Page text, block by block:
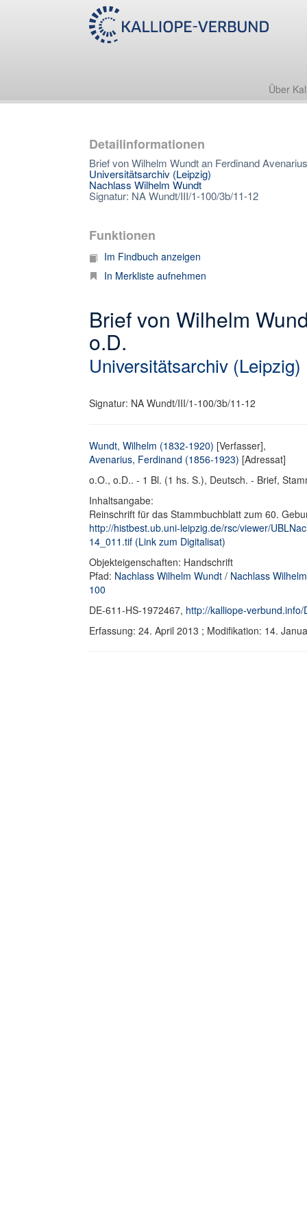
Über
Detailinformationen
Brief von Wilhelm Wundt an Ferdinand
Universitätsarchiv (Leipzig)
Nachlass Wilhelm Wundt
Signatur: NA Wundt/III/1-100/3b/11-12
Funktionen
Im Findbuch anzeigen
In Merkliste aufnehmen
Brief von Wilhelm
o.D.
Universitätsarchiv (Leipzig)
Signatur: NA Wundt/III/1-100/3b/11-12
Wundt, Wilhelm (1832-1920) [Verfasser],
Avenarius, Ferdinand (1856-1923) [Adressat]
o.O., o.D.. - 1 Bl. (1 hs. S.), Deutsch. - Brief,
Inhaltsangabe:
Reinschrift für das Stammbuchblatt zum 60.
http://histbest.ub.uni-leipzig.de/rsc/viewer/
14_011.tif (Link zum Digitalisat)
Objekteigenschaften: Handschrift
Pfad: Nachlass Wilhelm Wundt / Nachlass
100
DE-611-HS-1972467, http://kalliope-
Erfassung: 24. April 2013 ; Modifikation: 14.